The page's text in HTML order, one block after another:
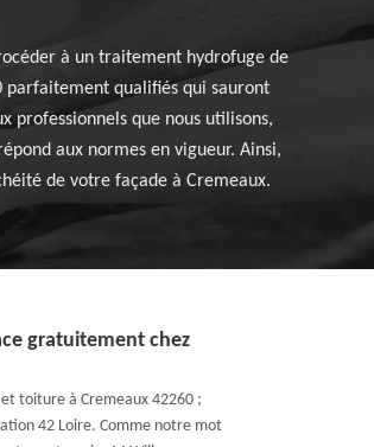
à un traitement hydrofuge de
parfaitement qualifiés qui sauront
professionnels que nous utilisons,
aux normes en vigueur. Ainsi,
de votre façade à Cremeaux.
gratuitement chez
et toiture à Cremeaux 42260 ;
42 Loire. Comme notre mot